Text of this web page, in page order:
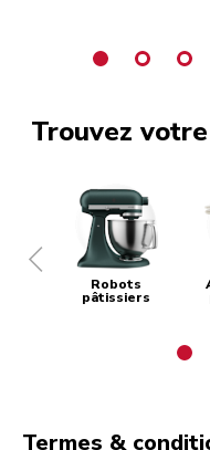
Trouvez
Robots
pâtissiers
Termes &